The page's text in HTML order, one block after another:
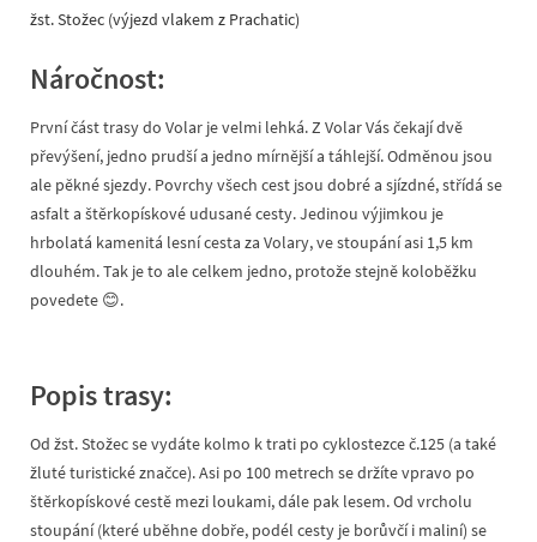
žst. Stožec (výjezd vlakem z Prachatic)
Náročnost:
První část trasy do Volar je velmi lehká. Z Volar Vás čekají dvě
převýšení, jedno prudší a jedno mírnější a táhlejší. Odměnou jsou
ale pěkné sjezdy. Povrchy všech cest jsou dobré a sjízdné, střídá se
asfalt a štěrkopískové udusané cesty. Jedinou výjimkou je
hrbolatá kamenitá lesní cesta za Volary, ve stoupání asi 1,5 km
dlouhém. Tak je to ale celkem jedno, protože stejně koloběžku
povedete 😊.
Popis trasy:
Od žst. Stožec se vydáte kolmo k trati po cyklostezce č.125 (a také
žluté turistické značce). Asi po 100 metrech se držíte vpravo po
štěrkopískové cestě mezi loukami, dále pak lesem. Od vrcholu
stoupání (které uběhne dobře, podél cesty je borůvčí i maliní) se